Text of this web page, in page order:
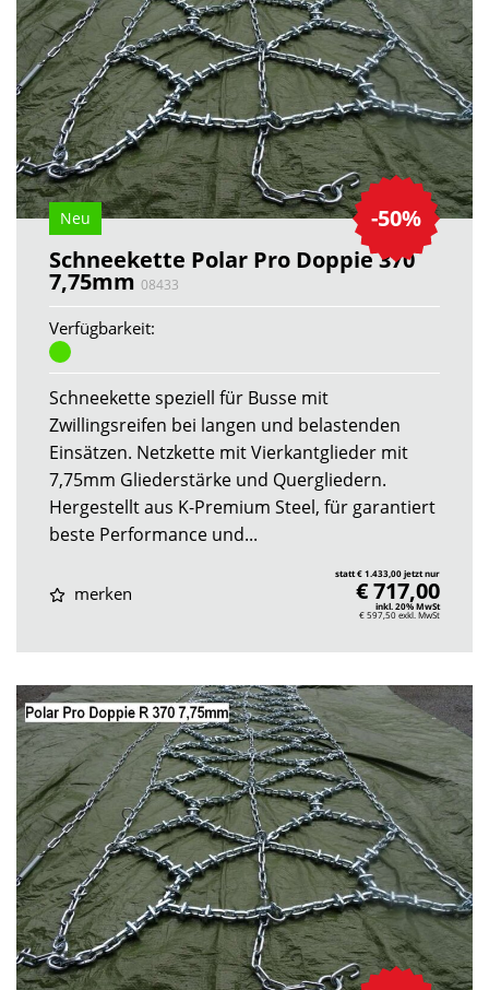
-50%
Neu
Schneekette Polar Pro Doppie 370
7,75mm 08433
Verfügbarkeit:
Schneekette speziell für Busse mit
Zwillingsreifen bei langen und belastenden
Einsätzen. Netzkette mit Vierkantglieder mit
7,75mm Gliederstärke und Quergliedern.
Hergestellt aus K-Premium Steel, für garantiert
beste Performance und...
merken
statt € 1.433,00 jetzt nur
€ 717,00
inkl. 20% MwSt
€ 597,50exkl. MwSt